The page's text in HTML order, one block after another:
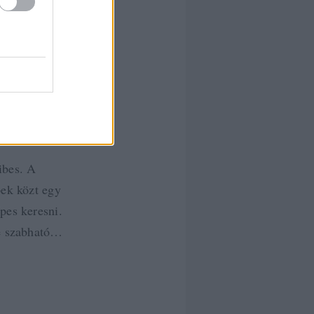
A
közt egy
keresni.
szabható…